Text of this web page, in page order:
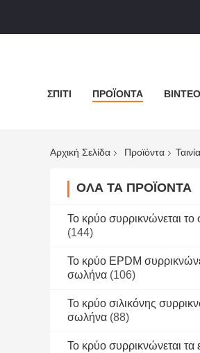
ΣΠΊΤΙ ΠΡΟΪΌΝΤΑ ΒΊΝΤΕΟ
Αρχική Σελίδα Προϊόντα
ΌΛΑ ΤΑ ΠΡΟΪΌΝΤΑ
Το κρύο συρρικνώνεται
(144)
Το κρύο EPDM
σωλήνα (106)
Το κρύο σιλικόνης
σωλήνα (88)
Το κρύο συρρικνώνεται τα